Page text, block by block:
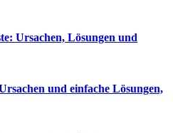
Ursachen, Lösungen und
und einfache Lösungen,